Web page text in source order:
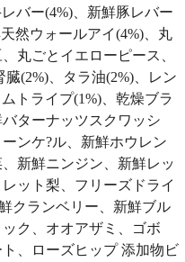
バー(4%)、新鮮豚レバー
然ウォールアイ(4%)、丸
丸ごとイエローピース、
(2%)、タラ油(2%)、レン
トライプ(1%)、乾燥ブラ
ターナッツスクワッシ
ンケ?ル、新鮮ホウレン
新鮮ニンジン、新鮮レッ
ット梨、フリーズドライ
クランベリー、新鮮ブル
ク、オオアザミ、ゴボ
、ローズヒップ 添加物ビ